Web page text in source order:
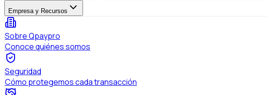
Empresa y Recursos
Sobre Qpaypro
Conoce quiénes somos
Seguridad
Cómo protegemos cada transacción